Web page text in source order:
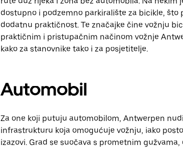
dostupno i podzemno parkiralište za bicikle, što
dodatnu praktičnost. Te značajke čine vožnju
praktičnim i pristupačnim načinom vožnje
kako za stanovnike tako i za posjetitelje.
Automobil
Za one koji putuju automobilom, Antwerpen
infrastrukturu koja omogućuje vožnju, iako
izazovi. Grad se suočava s prometnim gužvama,